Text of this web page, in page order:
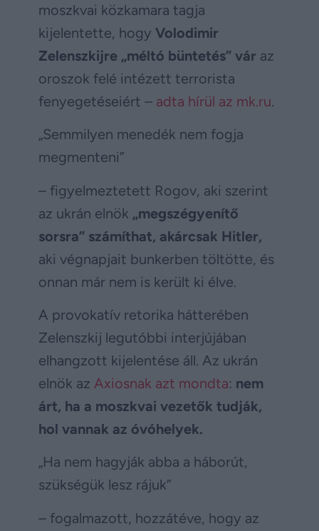
moszkvai közkamara tagja
kijelentette, hogy Volodimir
Zelenszkijre „méltó büntetés” vár az
oroszok felé intézett terrorista
fenyegetéseiért – adta hírül az mk.ru.
„Semmilyen menedék nem fogja
megmenteni”
– figyelmeztetett Rogov, aki szerint
az ukrán elnök „megszégyenítő
sorsra” számíthat, akárcsak Hitler,
aki végnapjait bunkerben töltötte, és
onnan már nem is került ki élve.
A provokatív retorika hátterében
Zelenszkij legutóbbi interjújában
elhangzott kijelentése áll. Az ukrán
elnök az Axiosnak azt mondta: nem
árt, ha a moszkvai vezetők tudják,
hol vannak az óvóhelyek.
„Ha nem hagyják abba a háborút,
szükségük lesz rájuk”
– fogalmazott, hozzátéve, hogy az